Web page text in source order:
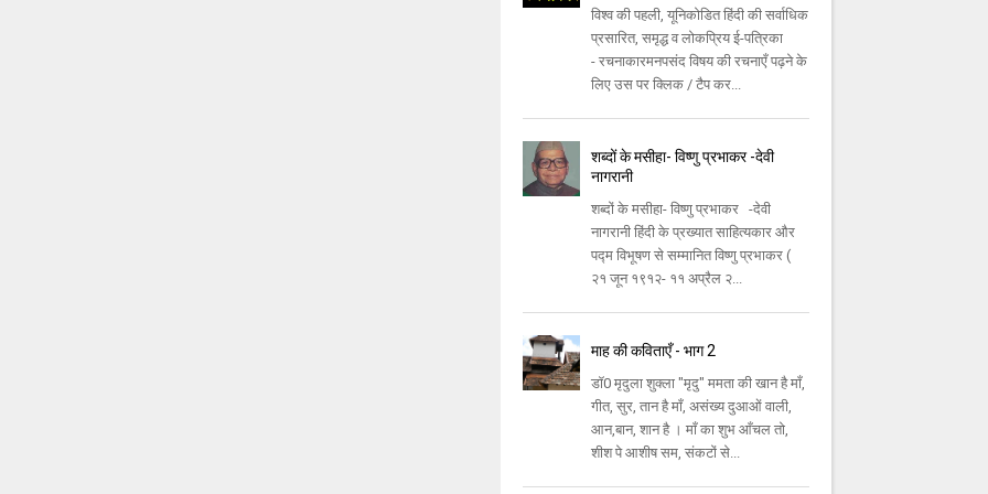
विश्व की पहली, यूनिकोडित हिंदी की सर्वाधिक
प्रसारित, समृद्ध व लोकप्रिय ई-पत्रिका
- रचनाकारमनपसंद विषय की रचनाएँ पढ़ने के
लिए उस पर क्लिक / टैप कर...
शब्दों के मसीहा- विष्णु प्रभाकर -देवी
नागरानी
शब्दों के मसीहा- विष्णु प्रभाकर -देवी
नागरानी हिंदी के प्रख्यात साहित्यकार और
पद्म विभूषण से सम्मानित विष्णु प्रभाकर (
२१ जून १९१२- ११ अप्रैल २...
माह की कविताएँ - भाग 2
डॉ0 मृदुला शुक्ला "मृदु" ममता की खान है माँ,
गीत, सुर, तान है माँ, असंख्य दुआओं वाली,
आन,बान, शान है । माँ का शुभ आँचल तो,
शीश पे आशीष सम, संकटों से...